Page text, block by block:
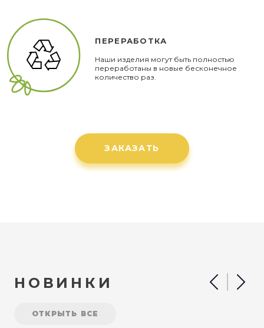
ПЕРЕРАБОТКА
Наши изделия могут быть полностью
переработаны в новые бесконечное
количество раз.
ЗАКАЗАТЬ
НОВИНКИ
ОТКРЫТЬ ВСЕ